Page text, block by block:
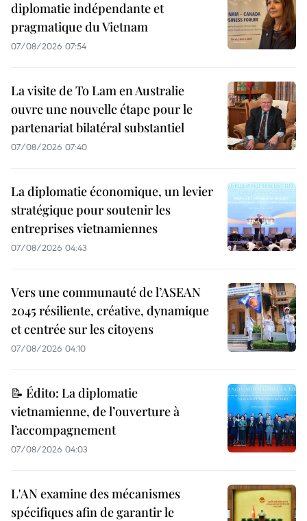
diplomatie indépendante et
pragmatique du Vietnam
07/08/2026 07:54
La visite de To Lam en Australie
ouvre une nouvelle étape pour le
partenariat bilatéral substantiel
07/08/2026 07:40
La diplomatie économique, un levier
stratégique pour soutenir les
entreprises vietnamiennes
07/08/2026 04:43
Vers une communauté de l’ASEAN
2045 résiliente, créative, dynamique
et centrée sur les citoyens
07/08/2026 04:10
📝 Édito: La diplomatie
vietnamienne, de l’ouverture à
l’accompagnement
07/08/2026 04:03
L'AN examine des mécanismes
spécifiques afin de garantir le